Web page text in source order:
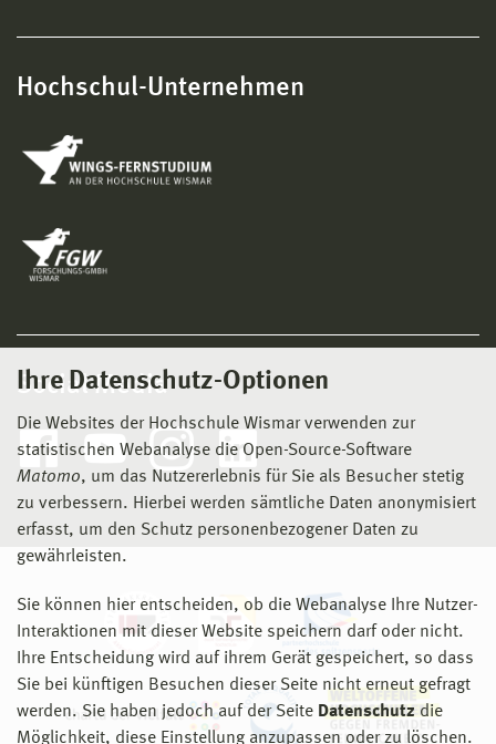
Ihre Datenschutz-Optionen
Die Websites der Hochschule Wismar verwenden zur
statistischen Webanalyse die Open-Source-Software
Matomo, um das Nutzererlebnis für Sie als Besucher stetig
zu verbessern. Hierbei werden sämtliche Daten anonymisiert
erfasst, um den Schutz personenbezogener Daten zu
gewährleisten.
Sie können hier entscheiden, ob die Webanalyse Ihre Nutzer-
Interaktionen mit dieser Website speichern darf oder nicht.
Ihre Entscheidung wird auf ihrem Gerät gespeichert, so dass
Sie bei künftigen Besuchen dieser Seite nicht erneut gefragt
werden. Sie haben jedoch auf der Seite Datenschutz die
Möglichkeit, diese Einstellung anzupassen oder zu löschen.
Hochschul-Unternehmen
Social Media